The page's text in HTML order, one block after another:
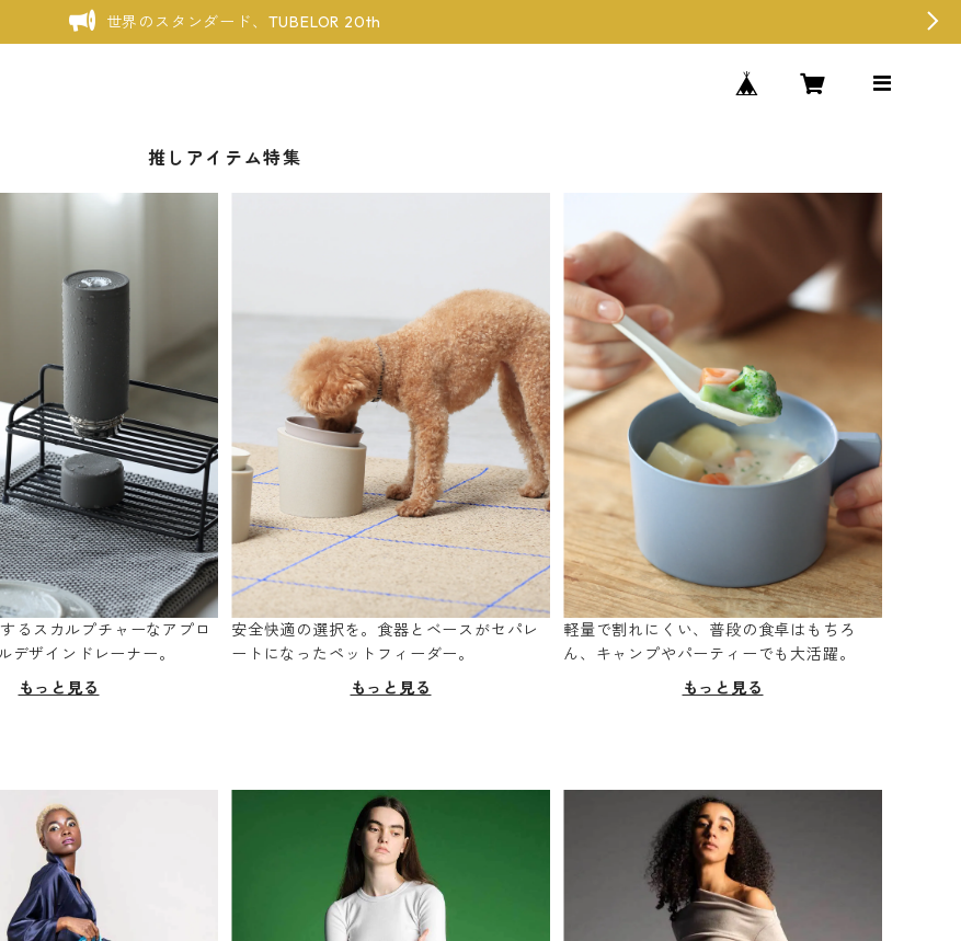
世界のスタンダード、TUBELOR 20th
推しアイテム特集
るスカルプチャーなアプロ
デザインドレーナー。
もっと見る
安全快適の選択を。食器とベースがセパレ
ートになったペットフィーダー。
もっと見る
軽量で割れにくい、普段の食卓はもちろ
ん、キャンプやパーティーでも大活躍。
もっと見る